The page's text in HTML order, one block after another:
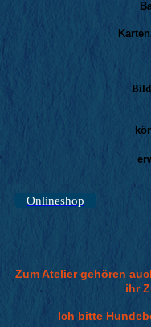
Onlineshop
Zum Atelier gehören
ihr
Ich bitte